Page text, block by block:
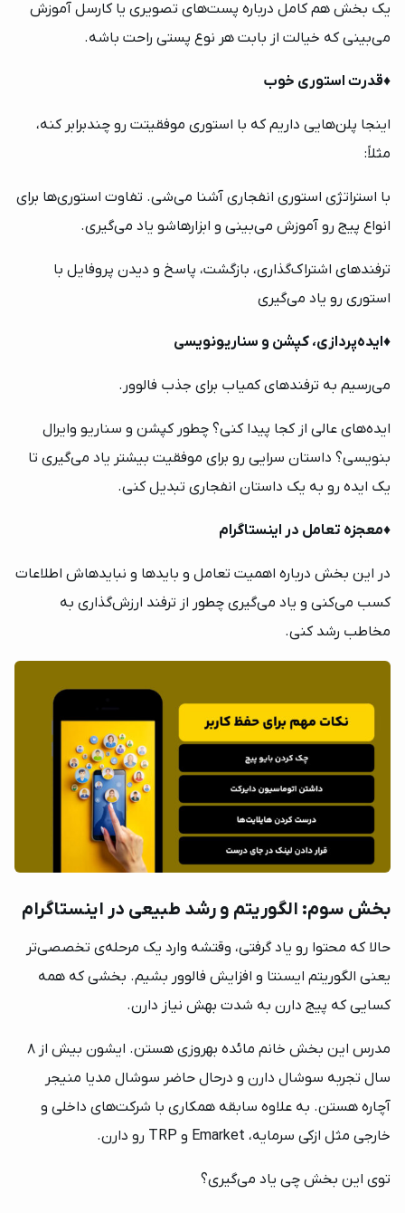
یک بخش هم کامل درباره پست‌های تصویری یا کارسل آموزش
می‌بینی که خیالت از بابت هر نوع پستی راحت باشه.
♦️قدرت استوری خوب
اینجا پلن‌هایی داریم که با استوری موفقیتت رو چندبرابر کنه،
مثلاً:
با استراتژی استوری انفجاری آشنا می‌شی. تفاوت استوری‌ها برای
انواع پیج رو آموزش می‌بینی و ابزارهاشو یاد می‌گیری.
ترفند‌های اشتراک‌گذاری، بازگشت، پاسخ و دیدن پروفایل با
استوری رو یاد می‌گیری
♦️ایده‌پردازی، کپشن و سناریونویسی
می‌رسیم به ترفندهای کمیاب برای جذب فالوور.
ایده‌های عالی از کجا پیدا کنی؟ چطور کپشن و سناریو وایرال
بنویسی؟ داستان سرایی رو برای موفقیت بیشتر یاد می‌گیری تا
یک ایده رو به یک داستان انفجاری تبدیل کنی.
♦️معجزه تعامل در اینستاگرام
در این بخش درباره اهمیت تعامل و بایدها و نبایدهاش اطلاعات
کسب می‌کنی و یاد می‌گیری چطور از ترفند ارزش‌گذاری به
مخاطب رشد کنی.
بخش سوم: الگوریتم و رشد طبیعی در اینستاگرام
حالا که محتوا رو یاد گرفتی، وقتشه وارد یک مرحله‌ی تخصصی‌تر
یعنی الگوریتم ایسنتا و افزایش فالوور بشیم. بخشی که همه
کسایی که پیج دارن به شدت بهش نیاز دارن.
مدرس این بخش خانم مائده بهروزی هستن. ایشون بیش از 8
سال تجربه سوشال دارن و درحال حاضر سوشال مدیا منیجر
آچاره هستن. به علاوه سابقه همکاری با شرکت‌های داخلی و
خارجی مثل ازکی سرمایه، Emarket و TRP رو دارن.
توی این بخش چی یاد می‌گیری؟